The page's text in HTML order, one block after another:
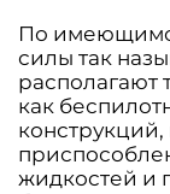
По
силы так
располагают
как
жидкостей и